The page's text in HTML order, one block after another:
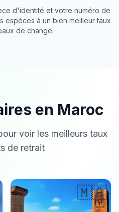
d'identité et votre numéro de
à un bien meilleur taux
de change.
en Maroc
voir les meilleurs taux
de retrait
🇲🇦